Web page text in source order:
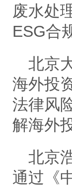
废水处
ESG合
北京
海外投
法律风
解海外
北京
通过《